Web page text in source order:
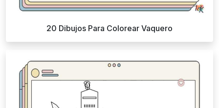
20 Dibujos Para Colorear Vaquero